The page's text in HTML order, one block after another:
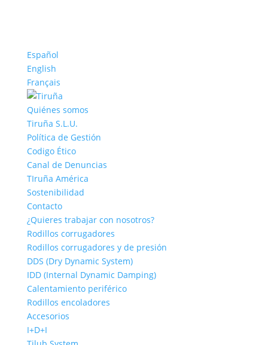
Español
English
Français
Quiénes somos
Tiruña S.L.U.
Política de Gestión
Codigo Ético
Canal de Denuncias
TIruña América
Sostenibilidad
Contacto
¿Quieres trabajar con nosotros?
Rodillos corrugadores
Rodillos corrugadores y de presión
DDS (Dry Dynamic System)
IDD (Internal Dynamic Damping)
Calentamiento periférico
Rodillos encoladores
Accesorios
I+D+I